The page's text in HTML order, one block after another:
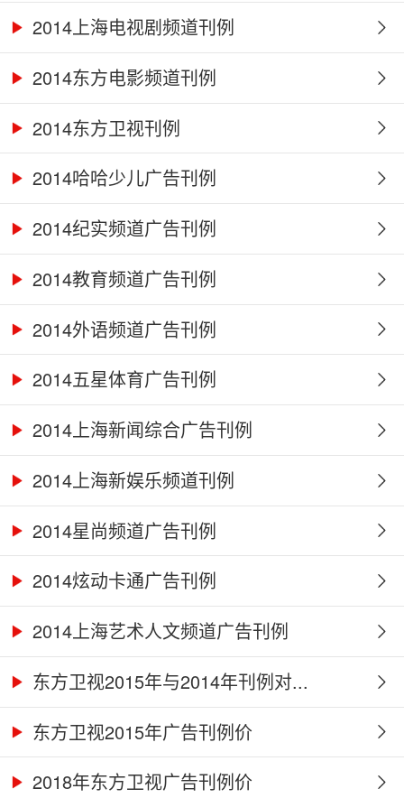
2014上海电视剧频道刊例
2014东方电影频道刊例
2014东方卫视刊例
2014哈哈少儿广告刊例
2014纪实频道广告刊例
2014教育频道广告刊例
2014外语频道广告刊例
2014五星体育广告刊例
2014上海新闻综合广告刊例
2014上海新娱乐频道刊例
2014星尚频道广告刊例
2014炫动卡通广告刊例
2014上海艺术人文频道广告刊例
东方卫视2015年与2014年刊例对...
东方卫视2015年广告刊例价
2018年东方卫视广告刊例价